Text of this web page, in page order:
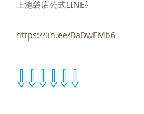
上池袋店公式LINE⇩
https://lin.ee/BaDwEMb6
⇩⇩⇩⇩⇩⇩